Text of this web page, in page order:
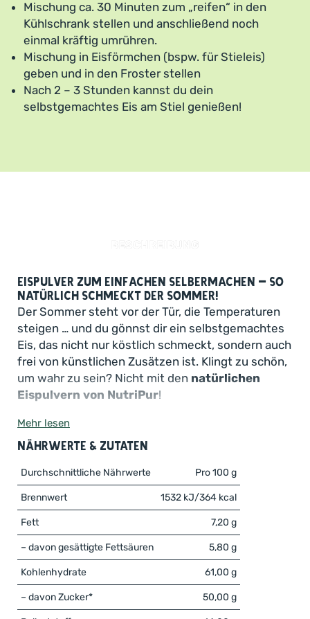
Mischung ca. 30 Minuten zum „reifen“ in den
Kühlschrank stellen und anschließend noch
einmal kräftig umrühren.
Mischung in Eisförmchen (bspw. für Stieleis)
geben und in den Froster stellen
Nach 2 – 3 Stunden kannst du dein
selbstgemachtes Eis am Stiel genießen!
Eispulver zum einfachen Selbermachen – so
natürlich schmeckt der Sommer!
Der Sommer steht vor der Tür, die Temperaturen
steigen … und du gönnst dir ein selbstgemachtes
Eis, das nicht nur köstlich schmeckt, sondern auch
frei von künstlichen Zusätzen ist. Klingt zu schön,
um wahr zu sein? Nicht mit den natürlichen
Eispulvern von NutriPur!
Unsere Eismischungen machen es dir ganz leicht,
im Handumdrehen natürliche, nährstoffreiche
Geschmack und komplett ohne schlechtes
Gewissen.
Wenige Zutaten, voller Geschmack – das
macht unser Eispulver so einzigartig!
Im Gegensatz zu herkömmlichem Industrie-Eis,
setzen wir auf das, was wirklich zählt: 100 %
natürliche Zutaten
– ohne Kompromisse.
Eispulver Erdbeere
: Der Klassiker. Besteht zu
Mehr lesen
Nährwerte & Zutaten
Durchschnittliche Nährwerte Pro 100 g
Brennwert 1532 kJ/364 kcal
Fett 7,20 g
– davon gesättigte Fettsäuren 5,80 g
Kohlenhydrate 61,00 g
– davon Zucker* 50,00 g